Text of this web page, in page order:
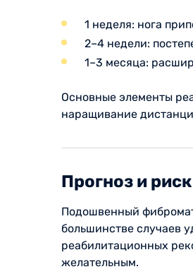
1 неделя: нога
2–4 недели:
1–3 месяца:
Основные элементы
наращивание
Прогноз и
Подошвенный
большинстве случаев
реабилитационных
желательным.